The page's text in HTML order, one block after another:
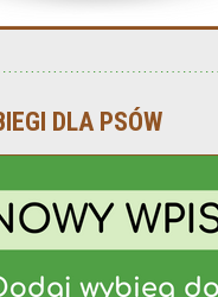
DLA PSÓW